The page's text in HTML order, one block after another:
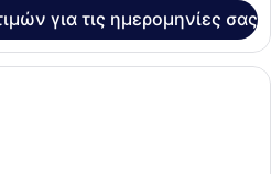
για τις ημερομηνίες σας
Ένα δωμάτιο ξενοδοχείου με δύο